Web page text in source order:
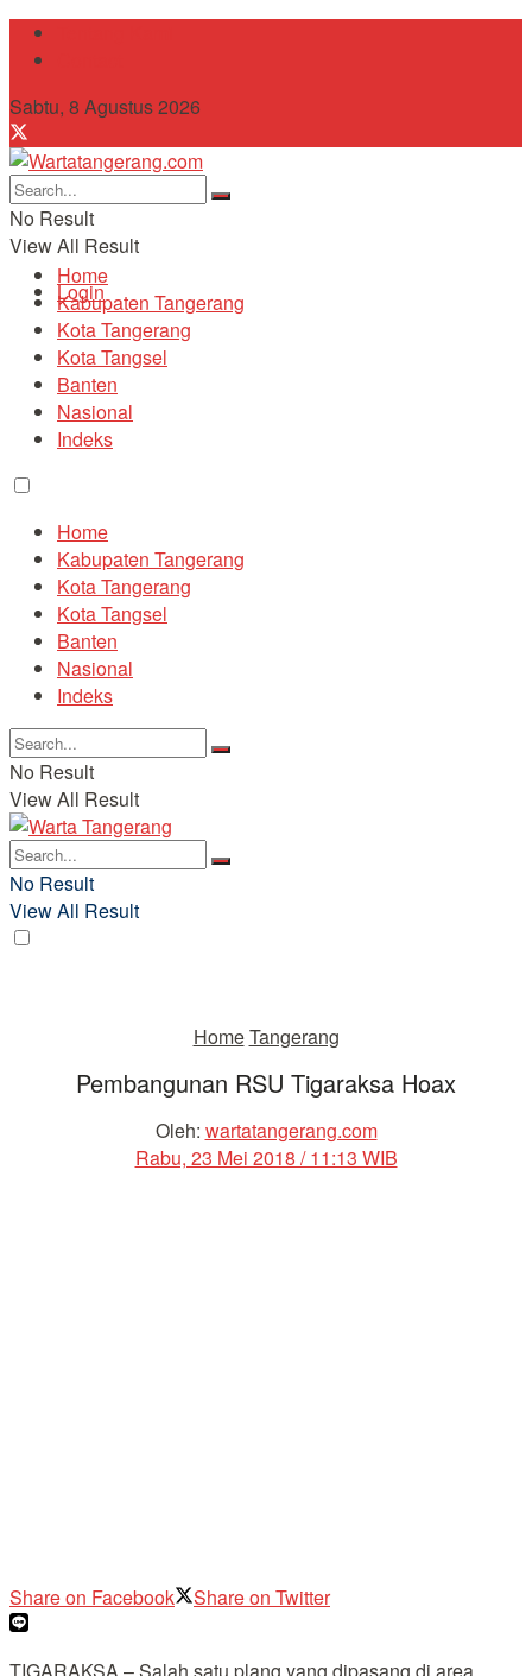
Sabtu, 8 Agustus 2026
No Result
View All Result
Login
Home
Kabupaten Tangerang
Kota Tangerang
Kota Tangsel
Banten
Nasional
Indeks
Home
Kabupaten Tangerang
Kota Tangerang
Kota Tangsel
Banten
Nasional
Indeks
No Result
View All Result
No Result
View All Result
HomeTangerang
Pembangunan RSU Tigaraksa Hoax
Oleh: wartatangerang.com
Rabu, 23 Mei 2018 / 11:13 WIB
Share on Facebook Share on Twitter
TIGARAKSA – Salah satu plang yang dipasang di area